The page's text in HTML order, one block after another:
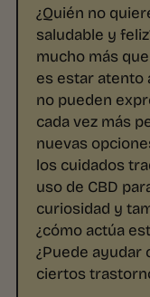
¿Quién no
saludable y
mucho más
es estar atento
no pueden
cada vez más
nuevas
los cuidados
uso de CBD
curiosidad y
¿cómo actúa
¿Puede ayudar
ciertos